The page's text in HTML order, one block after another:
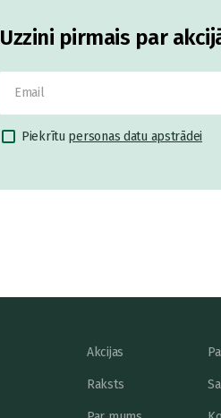
Uzzini pirmais par
Piekrītu personas datu apstrādei
Akcijas
Raksts